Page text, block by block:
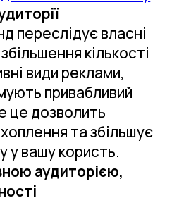
переслідує власні
кількості
види реклами,
привабливий
це дозволить
та збільшує
у вашу користь.
аудиторією,